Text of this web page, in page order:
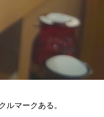
マークある。